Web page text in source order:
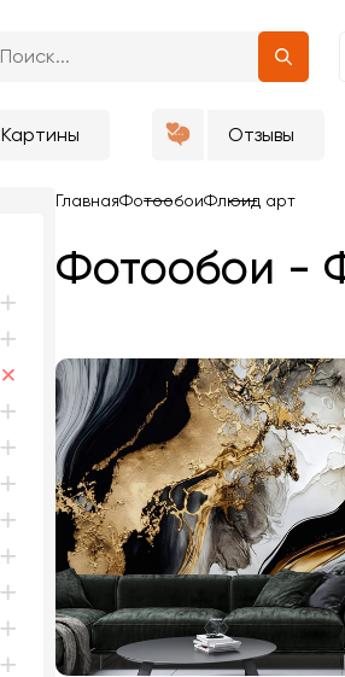
Картины Отзывы
ГлавнаяФотообоиФлюид арт
Фотообои -